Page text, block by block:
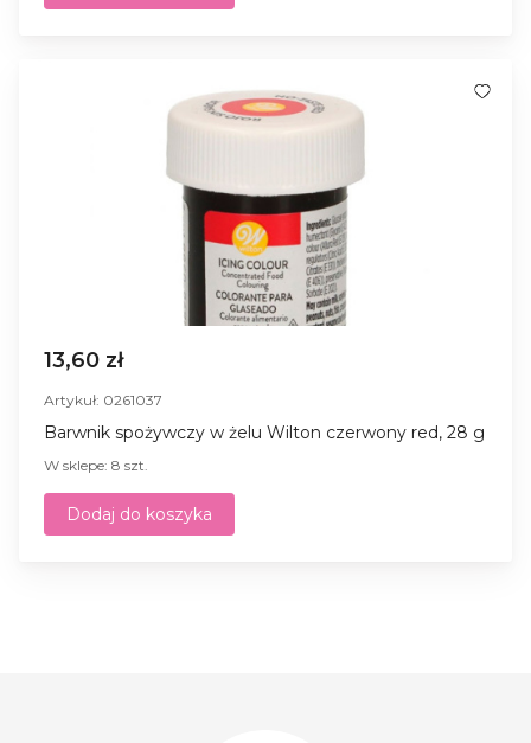
13,60 zł
Artykuł: 0261037
Barwnik spożywczy w żelu Wilton czerwony red, 28 g
W sklepe: 8 szt.
Dodaj do koszyka